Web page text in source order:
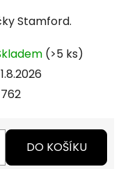
Stamford.
(>5 ks)
DO KOŠÍKU